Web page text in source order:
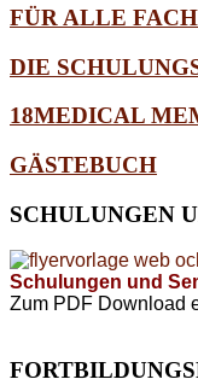
FÜR ALLE
DIE
18MEDICAL
GÄSTEBUCH
SCHULUNGEN
Schulungen und
Zum PDF Download